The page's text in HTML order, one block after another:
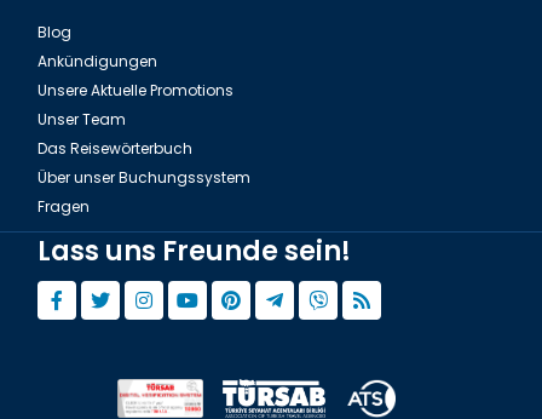
Blog
Ankündigungen
Unsere Aktuelle Promotions
Unser Team
Das Reisewörterbuch
Über unser Buchungssystem
Fragen
Lass uns Freunde sein!